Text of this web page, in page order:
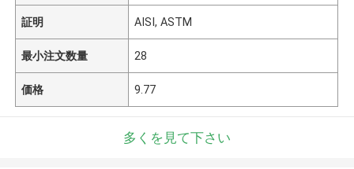
証明 AISI, ASTM
最小注文数量 28
価格 9.77
多くを見て下さい